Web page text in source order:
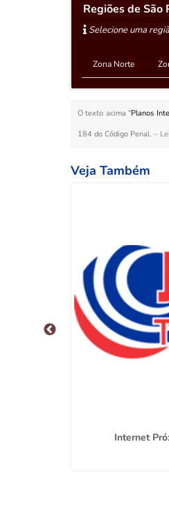
Regiões de São
Selecione uma
Zona Norte
O texto acima "Planos
184 do Código Penal. –
Veja Também
Internet